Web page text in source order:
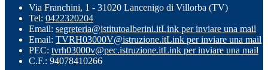
Via Franchini, 1 - 31020 Lancenigo di Villorba (TV)
Tel: 0422320204
Email: segreteria@istitutoalberini.itLink per inviare una mail
Email: TVRH03000V@istruzione.itLink per inviare una mail
PEC: tvrh03000v@pec.istruzione.itLink per inviare una mail
C.F.: 94078410266